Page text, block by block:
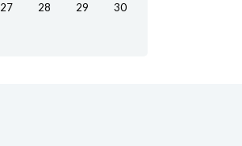
27 28 29
30